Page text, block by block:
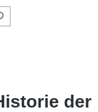
der